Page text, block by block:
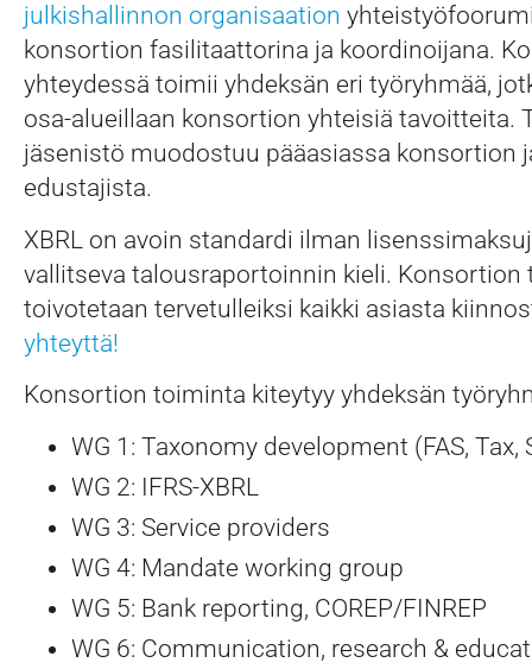
julkishallinnon organisaation
konsortion fasilitaattorina ja koordinoijana.
yhteydessä toimii yhdeksän eri työryhmää,
osa-alueillaan konsortion yhteisiä tavoitteita.
jäsenistö muodostuu pääasiassa konsortion
edustajista.
XBRL on avoin standardi ilman
vallitseva talousraportoinnin kieli. Konsortion
toivotetaan tervetulleiksi kaikki asiasta
yhteyttä!
Konsortion toiminta kiteytyy yhdeksän
WG 1: Taxonomy development (FAS,
WG 2: IFRS-XBRL
WG 3: Service providers
WG 4: Mandate working group
WG 5: Bank reporting, COREP/FINREP
WG 6: Communication, research &